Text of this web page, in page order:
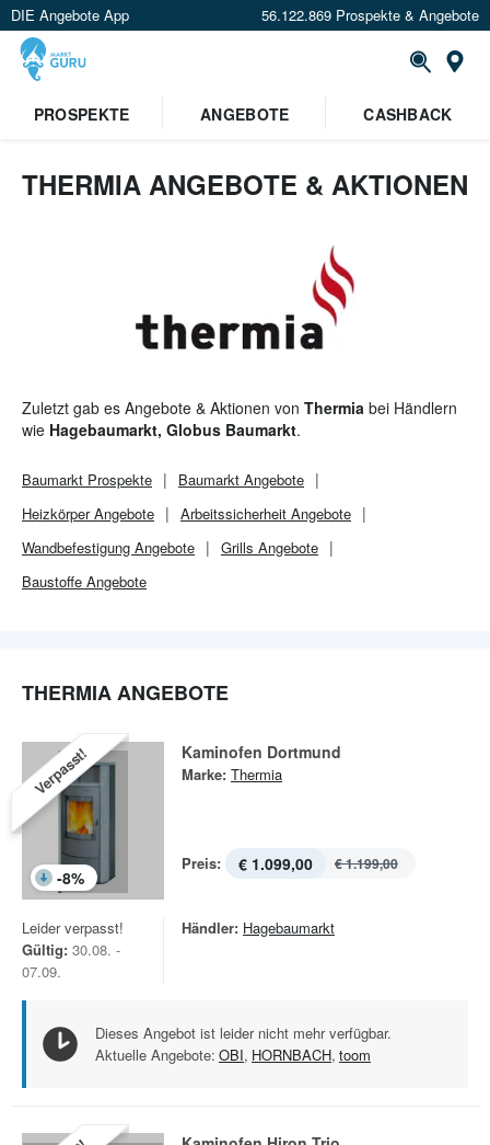
DIE Angebote App 56.122.869 Prospekte & Angebote
PROSPEKTE ANGEBOTE CASHBACK
THERMIA ANGEBOTE & AKTIONEN
Zuletzt gab es Angebote & Aktionen von Thermia bei Händlern
wie Hagebaumarkt, Globus Baumarkt.
Baumarkt Prospekte Baumarkt Angebote
Heizkörper Angebote
Arbeitssicherheit Angebote
Wandbefestigung Angebote
Grills Angebote
Baustoffe Angebote
THERMIA ANGEBOTE
Verpasst!
-8%
Kaminofen Dortmund
Marke: Thermia
Preis: € 1.099,00 € 1.199,00
Leider verpasst!
Gültig: 30.08. -
07.09.
Händler: Hagebaumarkt
Dieses Angebot ist leider nicht mehr verfügbar.
Aktuelle Angebote: OBI, HORNBACH, toom